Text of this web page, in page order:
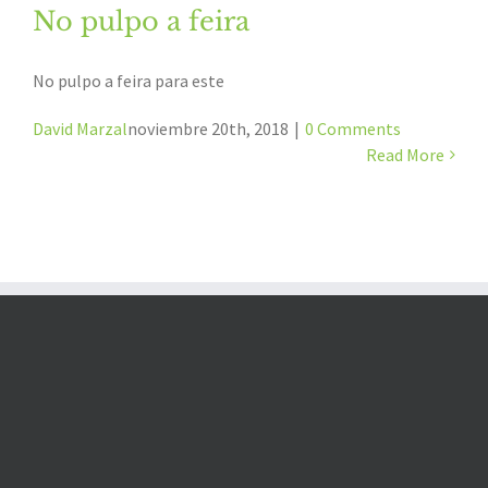
No pulpo a feira
No pulpo a feira para este
David Marzalnoviembre 20th, 2018 | 0 Comments
Read More